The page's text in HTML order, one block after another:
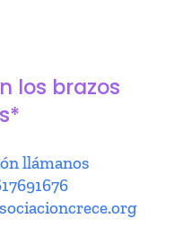
los brazos
llámanos